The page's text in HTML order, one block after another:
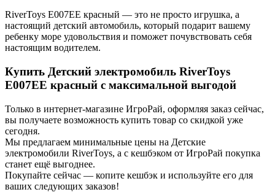
RiverToys E007EE красный — это не просто игрушка, а
настоящий детский автомобиль, который подарит вашему
ребенку море удовольствия и поможет почувствовать себя
настоящим водителем.
Купить Детский электромобиль RiverToys
E007EE красный с максимальной выгодой
Только в интернет-магазине ИгроРай, оформляя заказ сейчас,
вы получаете возможность купить товар со скидкой уже
сегодня.
Мы предлагаем минимальные цены на Детские
электромобили RiverToys, а с кешбэком от ИгроРай покупка
станет ещё выгоднее.
Покупайте сейчас — копите кешбэк и используйте его для
ваших следующих заказов!